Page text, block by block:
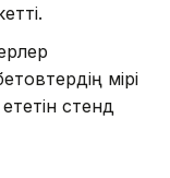
өмірі
стенд